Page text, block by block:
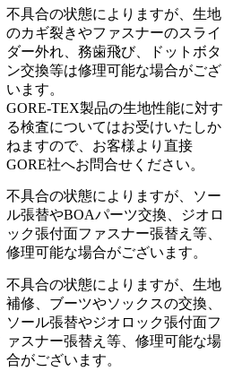
不具合の状態によりますが、生地
のカギ裂きやファスナーのスライ
ダー外れ、務歯飛び、ドットボタ
ン交換等は修理可能な場合がござ
います。
GORE-TEX製品の生地性能に対す
る検査についてはお受けいたしか
ねますので、お客様より直接
GORE社へお問合せください。
不具合の状態によりますが、ソー
ル張替やBOAパーツ交換、ジオロ
ック張付面ファスナー張替え等、
修理可能な場合がございます。
不具合の状態によりますが、生地
補修、ブーツやソックスの交換、
ソール張替やジオロック張付面フ
ァスナー張替え等、修理可能な場
合がございます。